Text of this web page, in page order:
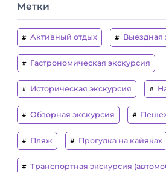
Метки
Активный отдых Выездная
Гастрономическая экскурсия
Историческая экскурсия
Обзорная экскурсия
Пляж Прогулка на кайяках
Транспортная экскурсия